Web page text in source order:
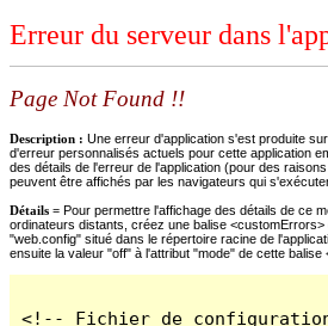
Erreur du serveur dans
Page Not Found !!
Description : Une erreur d'application s'est produite
d'erreur personnalisés actuels pour cette application
des détails de l'erreur de l'application (pour des
peuvent être affichés par les navigateurs qui
Détails = Pour permettre l'affichage des détails de ce
ordinateurs distants, créez une balise
"web.config" situé dans le répertoire racine de
ensuite la valeur "off" à l'attribut "mode" de cette balise
<!-- Fichier de